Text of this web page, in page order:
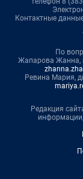
Контактные
По
Жапарова Жанна,
Ревина Мария,
Редакция